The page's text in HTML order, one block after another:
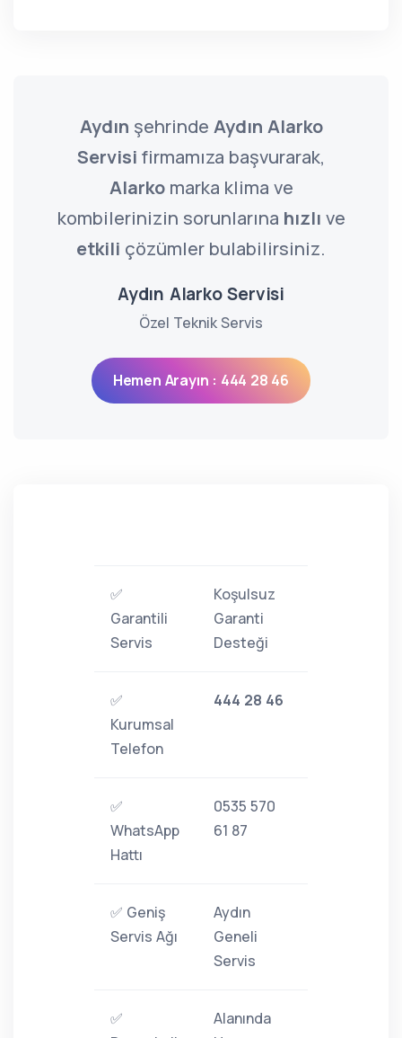
Aydın şehrinde Aydın Alarko
Servisi firmamıza başvurarak,
Alarkomarka klima ve
kombilerinizin sorunlarına hızlı ve
etkili çözümler bulabilirsiniz.
Aydın Alarko Servisi
Özel Teknik Servis
Hemen Arayın : 444 28 46
✅
Garantili
Servis
Koşulsuz
Garanti
Desteği
✅
Kurumsal
Telefon
444 28 46
✅
WhatsApp
Hattı
0535 570
61 87
✅ Geniş
Servis Ağı
Aydın
Geneli
Servis
✅
Alanında